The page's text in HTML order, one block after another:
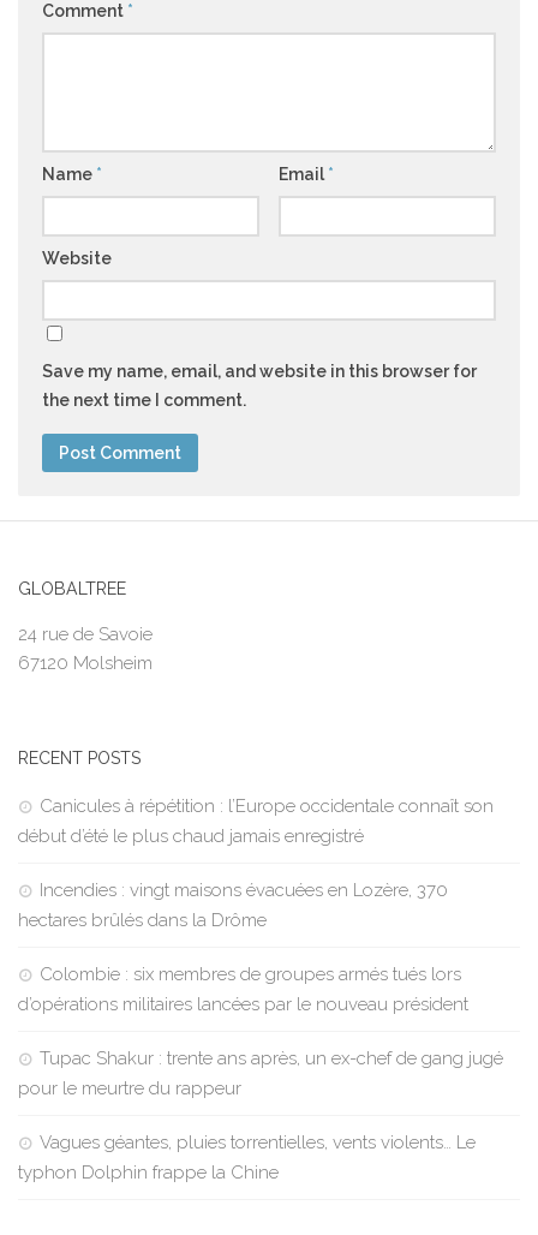
Comment *
Name * Email *
Website
Save my name, email, and website in this browser for
the next time I comment.
GLOBALTREE
24 rue de Savoie
67120 Molsheim
RECENT POSTS
Canicules à répétition : l’Europe occidentale connaît son
début d’été le plus chaud jamais enregistré
Incendies : vingt maisons évacuées en Lozère, 370
hectares brûlés dans la Drôme
Colombie : six membres de groupes armés tués lors
d’opérations militaires lancées par le nouveau président
Tupac Shakur : trente ans après, un ex-chef de gang jugé
pour le meurtre du rappeur
Vagues géantes, pluies torrentielles, vents violents… Le
typhon Dolphin frappe la Chine